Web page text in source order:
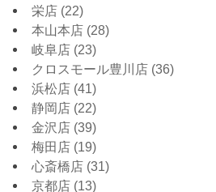
栄店 (22)
本山本店 (28)
岐阜店 (23)
クロスモール豊川店 (36)
浜松店 (41)
静岡店 (22)
金沢店 (39)
梅田店 (19)
心斎橋店 (31)
京都店 (13)